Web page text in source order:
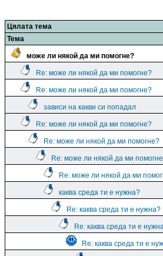
Цялата тема
Тема
може ли някой да ми помогне?
Re: може ли някой да ми помогне?
Re: може ли някой да ми помогне?
зависи на какви си попадал
Re: може ли някой да ми помогне?
Re: може ли някой да ми помогне?
Re: може ли някой да ми
Re: може ли някой да ми
каква среда ти е нужна?
Re: каква среда ти е нужна?
Re: каква среда ти е
Re: каква среда ти е